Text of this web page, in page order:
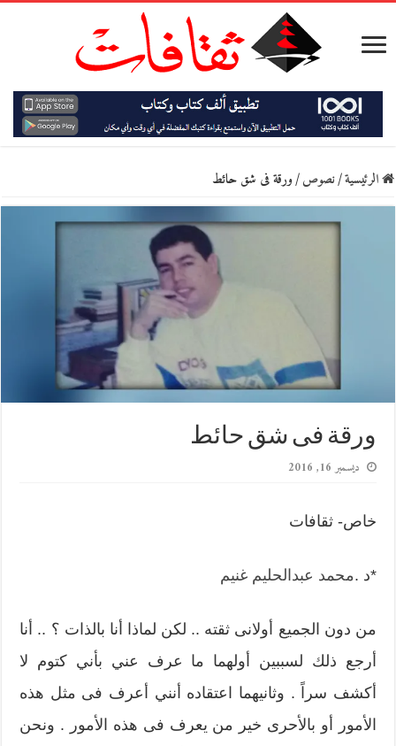
الرئيسية/نصوص/ورقة فى شق حائط
ورقة فى شق حائط
ديسمبر 16, 2016
خاص- ثقافات
*د .محمد عبدالحليم غنيم
من دون الجميع أولانى ثقته .. لكن لماذا أنا بالذات ؟ .. أنا
أرجع ذلك لسببين أولهما ما عرف عني بأني كتوم لا
أكشف سراً . وثانيهما اعتقاده أنني أعرف فى مثل هذه
الأمور أو بالأحرى خير من يعرف فى هذه الأمور . ونحن